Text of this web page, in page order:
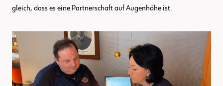
gleich, dass es eine Partnerschaft auf Augenhöhe ist.